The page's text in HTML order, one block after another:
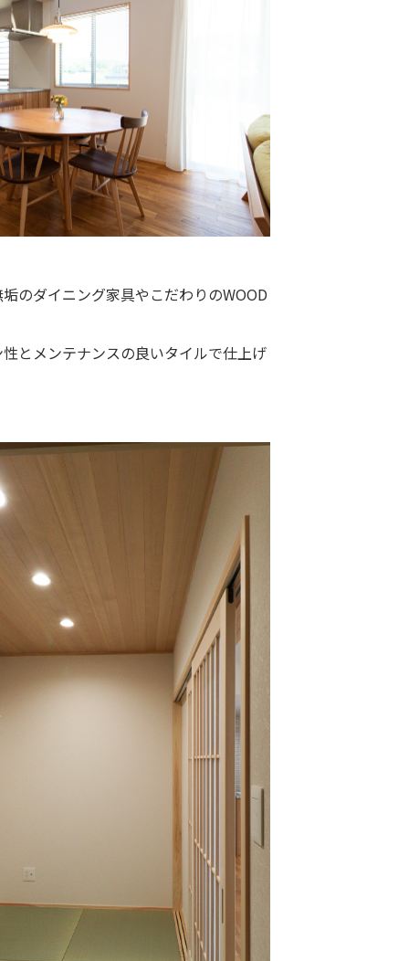
のダイニング家具やこだわりのWOOD
とメンテナンスの良いタイルで仕上げ